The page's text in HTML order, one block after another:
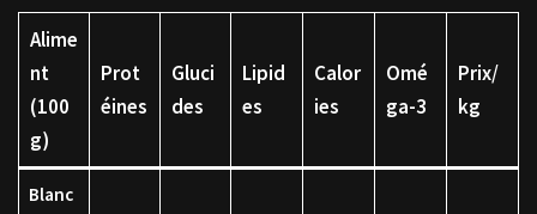
Alime
nt
(100
g)
Prot
éines
Gluci
des
Lipid
es
Calor
ies
Omé
ga-3
Prix/
kg
Blanc